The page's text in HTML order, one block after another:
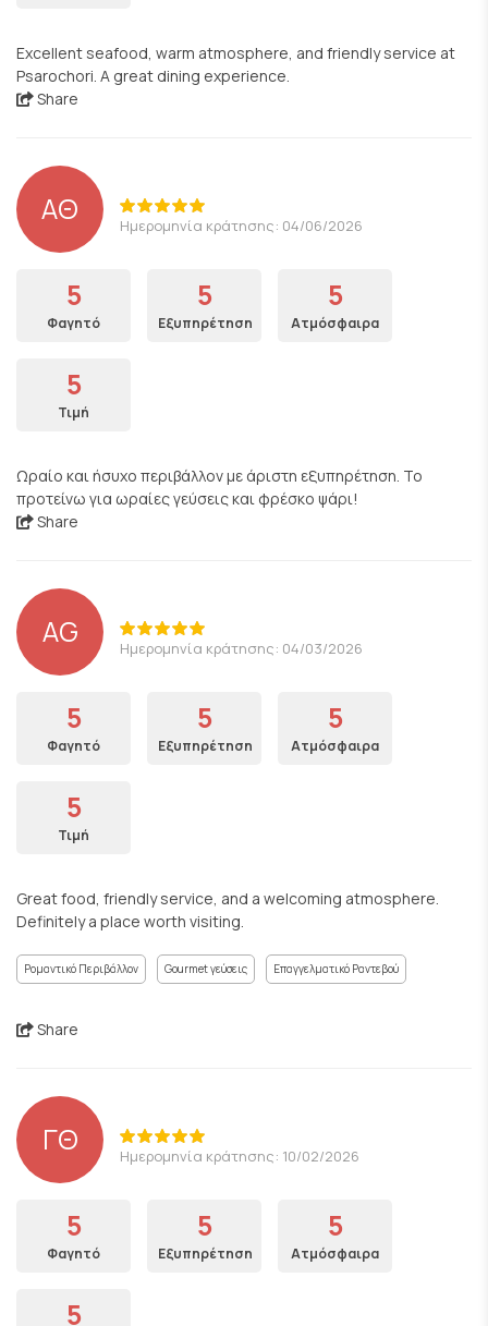
Excellent seafood, warm atmosphere, and friendly service at
Psarochori. A great dining experience.
Share
ΑΘ Ημερομηνία κράτησης: 04/06/2026
5
Φαγητό
5
Εξυπηρέτηση
5
Ατμόσφαιρα
5
Τιμή
Ωραίο και ήσυχο περιβάλλον με άριστη εξυπηρέτηση. Το
προτείνω για ωραίες γεύσεις και φρέσκο ψάρι!
Share
AG Ημερομηνία κράτησης: 04/03/2026
5
Φαγητό
5
Εξυπηρέτηση
5
Ατμόσφαιρα
5
Τιμή
Great food, friendly service, and a welcoming atmosphere.
Definitely a place worth visiting.
Ρομαντικό Περιβάλλον Gourmet γεύσεις Επαγγελματικό Ραντεβού
Share
ΓΘ Ημερομηνία κράτησης: 10/02/2026
5
Φαγητό
5
Εξυπηρέτηση
5
Ατμόσφαιρα
5